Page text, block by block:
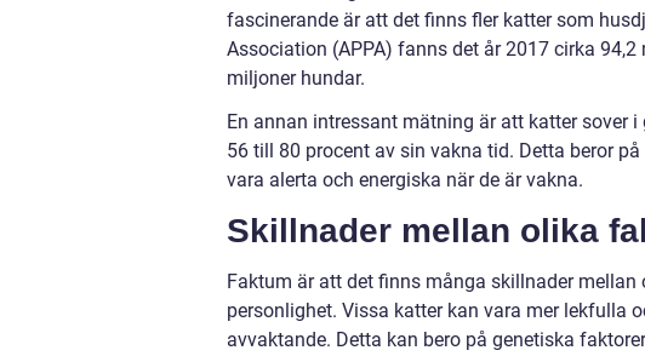
fascinerande är att det finns fler katter som
Association (APPA) fanns det år 2017 cirka
miljoner hundar.
En annan intressant mätning är att katter sover
56 till 80 procent av sin vakna tid. Detta beror
vara alerta och energiska när de är vakna.
Skillnader mellan olika
Faktum är att det finns många skillnader
personlighet. Vissa katter kan vara mer lekfulla
avvaktande. Detta kan bero på genetiska